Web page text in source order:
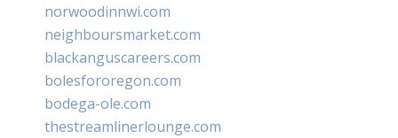
norwoodinnwi.com
neighboursmarket.com
blackanguscareers.com
bolesfororegon.com
bodega-ole.com
thestreamlinerlounge.com